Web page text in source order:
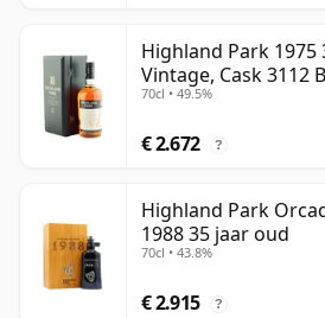
Highland Park 1975
Vintage, Cask 3112
70cl • 49.5%
€ 2.672 ?
Highland Park
1988 35 jaar oud
70cl • 43.8%
€ 2.915 ?